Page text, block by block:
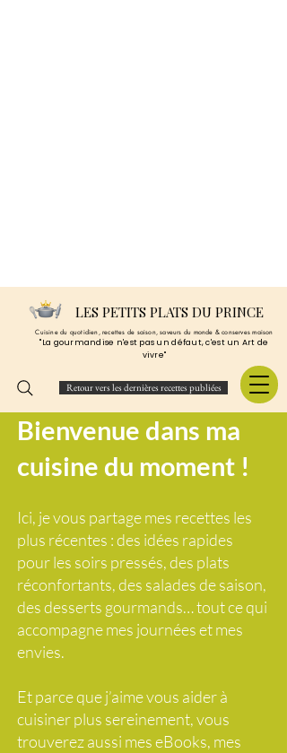
LES PETITS PLATS DU PRINCE
Cuisine du quotidien, recettes de saison, saveurs du monde & conserves maison
"La gourmandise n'est pas un défaut, c'est un Art de
vivre"
Retour vers les dernières recettes publiées
Bienvenue dans ma
cuisine du moment !
Ici, je vous partage mes recettes les
plus récentes : des idées rapides
pour les soirs pressés, des plats
réconfortants, des salades de saison,
des desserts gourmands… tout ce qui
accompagne mes journées et mes
envies.
Et parce que j’aime vous aider à
cuisiner plus sereinement, vous
trouverez aussi mes eBooks, mes